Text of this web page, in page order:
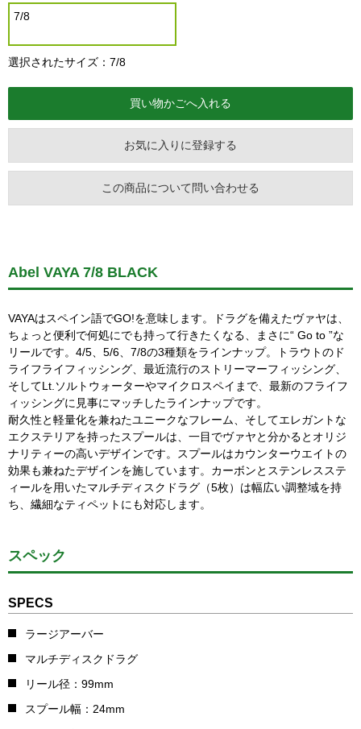
7/8
選択されたサイズ：7/8
お気に入りに登録する
この商品について問い合わせる
Abel VAYA 7/8 BLACK
VAYAはスペイン語でGO!を意味します。ドラグを備えたヴァヤは、
ちょっと便利で何処にでも持って行きたくなる、まさに“ Go to ”な
リールです。4/5、5/6、7/8の3種類をラインナップ。トラウトのド
ライフライフィッシング、最近流行のストリーマーフィッシング、
そしてLt.ソルトウォーターやマイクロスペイまで、最新のフライフ
ィッシングに見事にマッチしたラインナップです。
耐久性と軽量化を兼ねたユニークなフレーム、そしてエレガントな
エクステリアを持ったスプールは、一目でヴァヤと分かるとオリジ
ナリティーの高いデザインです。スプールはカウンターウエイトの
効果も兼ねたデザインを施しています。カーボンとステンレスステ
ィールを用いたマルチディスクドラグ（5枚）は幅広い調整域を持
ち、繊細なティペットにも対応します。
スペック
SPECS
ラージアーバー
マルチディスクドラグ
リール径：99mm
スプール幅：24mm